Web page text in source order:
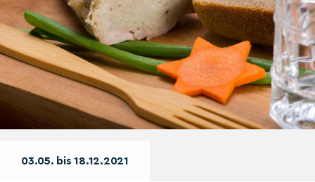
03.05. bis 18.12.2021